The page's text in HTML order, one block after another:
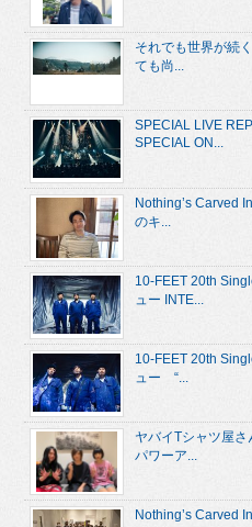
それでも世界が続
ても尚...
SPECIAL LIVE
SPECIAL ON...
Nothing’s Carved
のキ...
10-FEET 20th
ュー INTE...
10-FEET 20th
ュー “...
ヤバイTシャツ屋
パワーア...
Nothing’s Carved